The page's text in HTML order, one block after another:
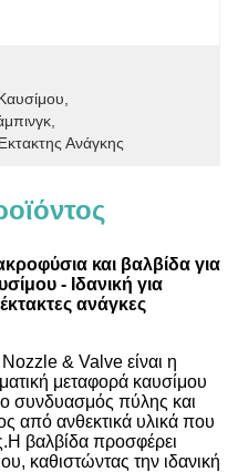
Ανάγκης
και βαλβίδα για
- Ιδανική για
ανάγκες
& Valve είναι η
μεταφορά καυσίμου
συνδυασμός πύλης και
από ανθεκτικά υλικά που
βαλβίδα προσφέρει
καθιστώντας την ιδανική